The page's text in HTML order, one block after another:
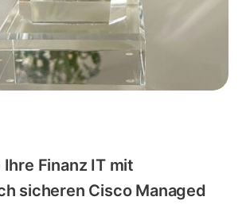
Finanz IT mit
sicheren Cisco Managed